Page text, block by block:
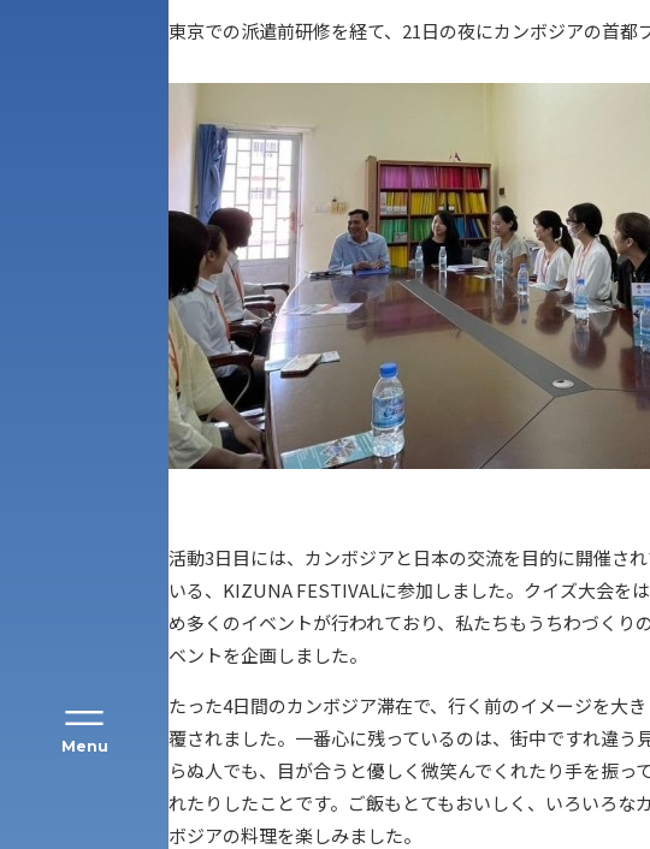
Menu
東京での派遣前研修を経て、21日の夜にカンボジアの首都
活動3日目には、カンボジアと日本の交流を目的に開催さ
いる、KIZUNA FESTIVALに参加しました。クイズ大会を
め多くのイベントが行われており、私たちもうちわづくり
ベントを企画しました。
たった4日間のカンボジア滞在で、行く前のイメージを大き
覆されました。一番心に残っているのは、街中ですれ違う
らぬ人でも、目が合うと優しく微笑んでくれたり手を振っ
れたりしたことです。ご飯もとてもおいしく、いろいろな
ボジアの料理を楽しみました。